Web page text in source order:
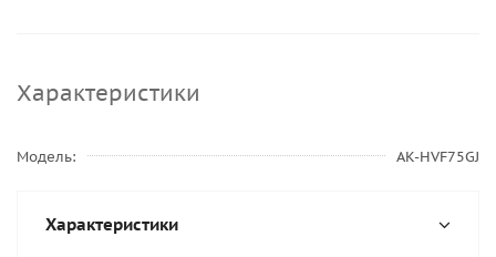
Характеристики
Модель AK-HVF75GJ
Характеристики